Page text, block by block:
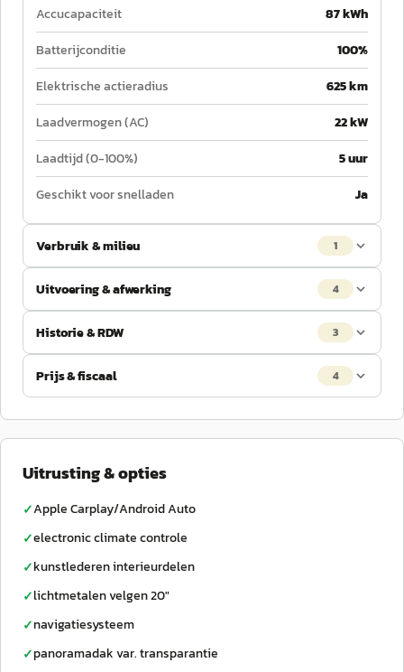
Accucapaciteit
87 kWh
Batterijconditie
100%
Elektrische actieradius
625 km
Laadvermogen (AC)
22 kW
Laadtijd (0-100%)
5 uur
Geschikt voor snelladen
Ja
Verbruik & milieu 1
Uitvoering & afwerking 4
Historie & RDW 3
Prijs & fiscaal 4
Uitrusting & opties
✓Apple Carplay/Android Auto
✓electronic climate controle
✓kunstlederen interieurdelen
✓lichtmetalen velgen 20"
✓navigatiesysteem
✓panoramadak var. transparantie